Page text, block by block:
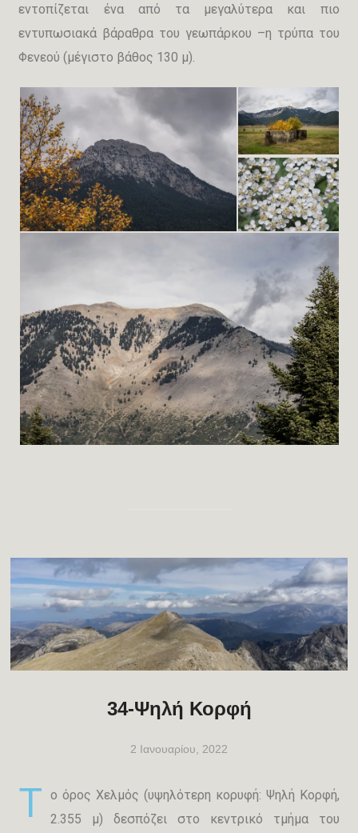
εντοπίζεται ένα από τα μεγαλύτερα και πιο
εντυπωσιακά βάραθρα του γεωπάρκου –η τρύπα του
Φενεού (μέγιστο βάθος 130 μ).
34-Ψηλή Κορφή
2 Ιανουαρίου, 2022
Τ
ο όρος Χελμός (υψηλότερη κορυφή: Ψηλή Κορφή,
2.355 μ) δεσπόζει στο κεντρικό τμήμα του